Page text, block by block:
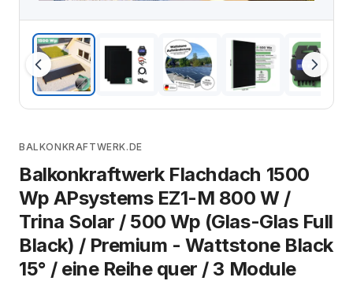
BALKONKRAFTWERK.DE
Balkonkraftwerk Flachdach 1500
Wp APsystems EZ1-M 800 W /
Trina Solar / 500 Wp (Glas-Glas Full
Black) / Premium - Wattstone Black
15° / eine Reihe quer / 3 Module